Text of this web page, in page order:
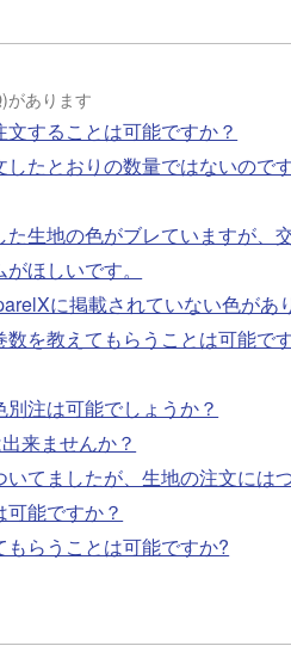
があります
することは可能ですか？
たとおりの数量ではないので
生地の色がブレていますが、
ほしいです。
に掲載されていない色があ
を教えてもらうことは可能で
注は可能でしょうか？
来ませんか？
てましたが、生地の注文には
能ですか？
らうことは可能ですか?